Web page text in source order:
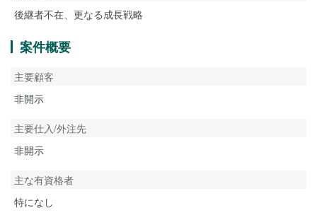
後継者不在、更なる成長戦略
案件概要
主要顧客
非開示
主要仕入/外注先
非開示
主な有資格者
特になし